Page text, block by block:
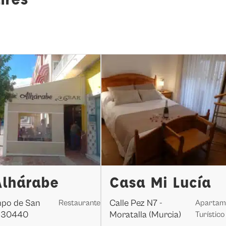
de San
30440
Restaurante
Casa Mi Lucía
Calle Pez N7 -
Moratalla (Murcia)
Turístico